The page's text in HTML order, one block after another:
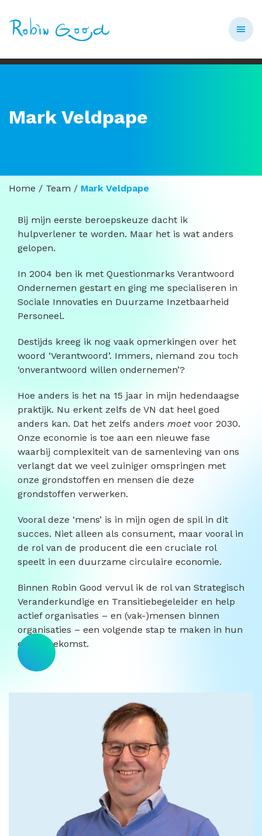
Mark Veldpape
Home / Team / Mark Veldpape
Bij mijn eerste beroepskeuze dacht ik
hulpverlener te worden. Maar het is wat anders
gelopen.
In 2004 ben ik met Questionmarks Verantwoord
Ondernemen gestart en ging me specialiseren in
Sociale Innovaties en Duurzame Inzetbaarheid
Personeel.
Destijds kreeg ik nog vaak opmerkingen over het
woord ‘Verantwoord’. Immers, niemand zou toch
‘onverantwoord willen ondernemen’?
Hoe anders is het na 15 jaar in mijn hedendaagse
praktijk. Nu erkent zelfs de VN dat heel goed
anders kan. Dat het zelfs anders moet voor 2030.
Onze economie is toe aan een nieuwe fase
waarbij complexiteit van de samenleving van ons
verlangt dat we veel zuiniger omspringen met
onze grondstoffen en mensen die deze
grondstoffen verwerken.
Vooral deze ‘mens’ is in mijn ogen de spil in dit
succes. Niet alleen als consument, maar vooral in
de rol van de producent die een cruciale rol
speelt in een duurzame circulaire economie.
Binnen Robin Good vervul ik de rol van Strategisch
Veranderkundige en Transitiebegeleider en help
actief organisaties – en (vak-)mensen binnen
organisaties – een volgende stap te maken in hun
eigen toekomst.